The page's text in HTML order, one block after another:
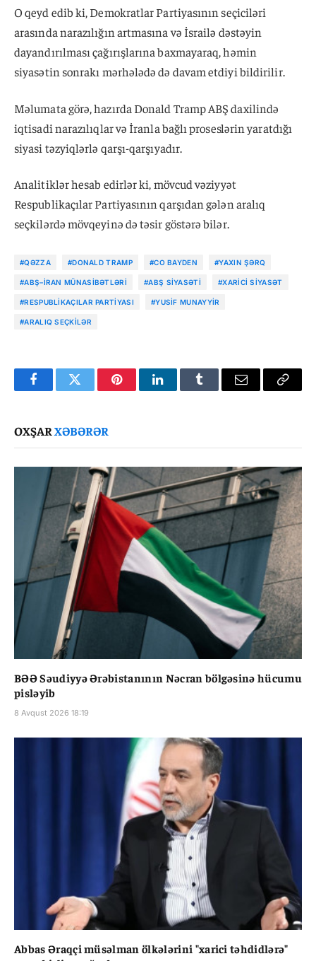
O qeyd edib ki, Demokratlar Partiyasının seçiciləri
arasında narazılığın artmasına və İsrailə dəstəyin
dayandırılması çağırışlarına baxmayaraq, həmin
siyasətin sonrakı mərhələdə də davam etdiyi bildirilir.
Məlumata görə, hazırda Donald Tramp ABŞ daxilində
iqtisadi narazılıqlar və İranla bağlı proseslərin yaratdığı
siyasi təzyiqlərlə qarşı-qarşıyadır.
Analitiklər hesab edirlər ki, mövcud vəziyyət
Respublikaçılar Partiyasının qarşıdan gələn aralıq
seçkilərdə mövqeyinə də təsir göstərə bilər.
#QƏZZA #DONALD TRAMP #CO BAYDEN #YAXIN ŞƏRQ
#ABŞ–İRAN MÜNASIBƏTLƏRI #ABŞ SIYASƏTI #XARICI SIYASƏT
#RESPUBLIKAÇILAR PARTIYASI #YUSIF MUNAYYIR
#ARALIQ SEÇKILƏR
FacebookTwitter PinterestLinkedInTumblr Email
Copy
OXŞARXƏBƏRƏR
BƏƏ Səudiyyə Ərəbistanının Nəcran bölgəsinə hücumu
pisləyib
8 Avqust 2026 18:19
Abbas Əraqçi müsəlman ölkələrini "xarici təhdidlərə"